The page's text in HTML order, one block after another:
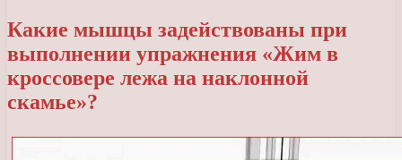
Какие мышцы задействованы при
выполнении упражнения «Жим в
кроссовере лежа на наклонной
скамье»?